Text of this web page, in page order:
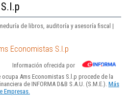
de libros, auditoría y asesoría fiscal |
Economistas S.l.p
Información ofrecida por
Ams Economistas S.l.p procede de la
de INFORMA D&B S.A.U. (S.M.E.). Más
Empresas.